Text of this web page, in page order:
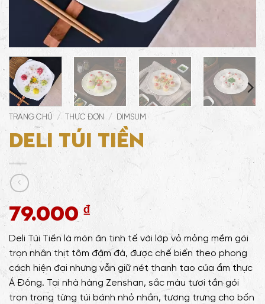
TRANG CHỦ / THỰC ĐƠN / DIMSUM
Deli túi tiền
79.000₫
Deli Túi Tiền là món ăn tinh tế với lớp vỏ mỏng mềm gói
trọn nhân thịt tôm đậm đà, được chế biến theo phong
cách hiện đại nhưng vẫn giữ nét thanh tao của ẩm thực
Á Đông. Tại nhà hàng Zenshan, sắc màu tươi tắn gói
trọn trong từng túi bánh nhỏ nhắn, tượng trưng cho bốn